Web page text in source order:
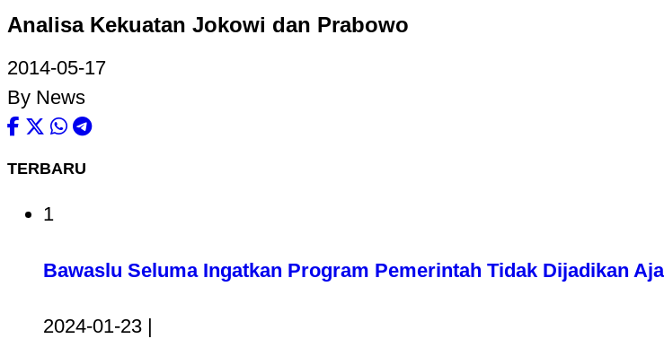
Analisa Kekuatan Jokowi dan Prabowo
2014-05-17
By News
TERBARU
1
Bawaslu Seluma Ingatkan Program Pemerintah Tidak Dijadikan
2024-01-23 |